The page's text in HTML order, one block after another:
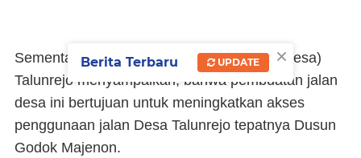
Sementara, Sutikno Kepala Desa (Kades Desa)
Talunrejo menyampaikan, bahwa pembuatan jalan
desa ini bertujuan untuk meningkatkan akses
penggunaan jalan Desa Talunrejo tepatnya Dusun
Godok Majenon.
×
Berita Terbaru UPDATE